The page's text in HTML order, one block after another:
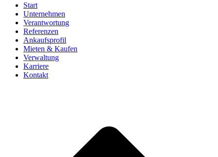
Start
Unternehmen
Verantwortung
Referenzen
Ankaufsprofil
Mieten & Kaufen
Verwaltung
Karriere
Kontakt